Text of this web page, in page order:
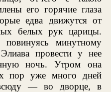
его горячие глаза
едва движутся от
белых рук царицы.
минутному
провести у нее
ночь. Утром она
пор уже много дней
— во дворце, в